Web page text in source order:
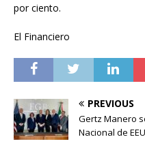
por ciento.
El Financiero
PREVIOUS
Gertz Manero
Nacional de